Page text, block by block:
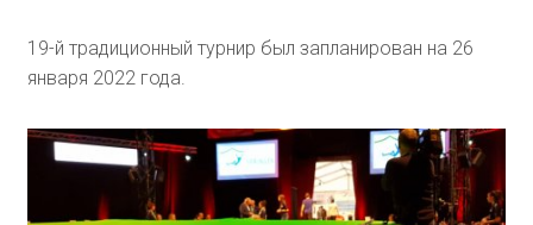
19-й традиционный турнир был запланирован на 26
января 2022 года.